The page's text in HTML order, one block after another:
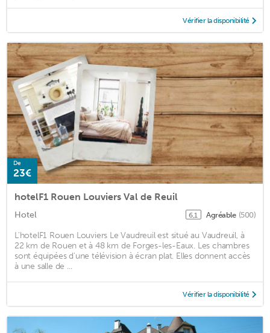
Vérifier la disponibilité
De
23€
hotelF1 Rouen Louviers Val de Reuil
Hotel 6,1 Agréable (500)
L'hotelF1 Rouen Louviers Le Vaudreuil est situé au Vaudreuil, à
22 km de Rouen et à 48 km de Forges-les-Eaux. Les chambres
sont équipées d'une télévision à écran plat. Elles donnent accès
à une salle de ...
Vérifier la disponibilité